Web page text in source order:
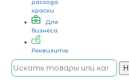
расхода
краски
Для
бизнеса
Реквизиты